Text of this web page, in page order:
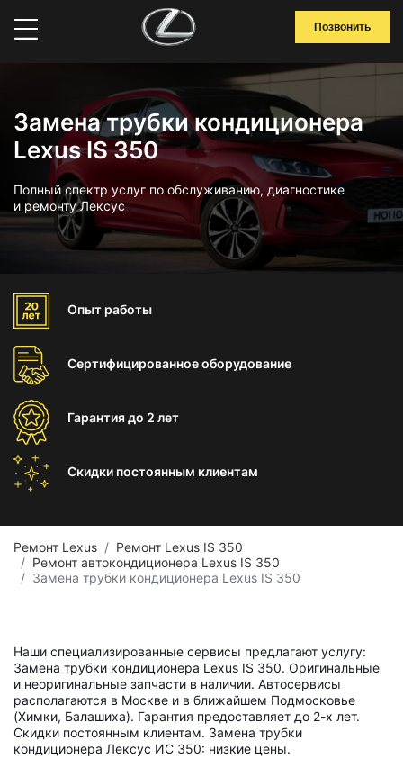
Позвонить
Замена трубки кондиционера
Lexus IS 350
Полный спектр услуг по обслуживанию, диагностике
и ремонту Лексус
Опыт работы
Сертифицированноеоборудование
Гарантиядо 2 лет
Скидки постоянным клиентам
Ремонт Lexus
Ремонт Lexus IS 350
Ремонт автокондиционера Lexus IS 350
Замена трубки кондиционера Lexus IS 350
Наши специализированные сервисы предлагают услугу:
Замена трубки кондиционера Lexus IS 350. Оригинальные
и неоригинальные запчасти в наличии. Автосервисы
располагаются в Москве и в ближайшем Подмосковье
(Химки, Балашиха). Гарантия предоставляет до 2-х лет.
Скидки постоянным клиентам. Замена трубки
кондиционера Лексус ИС 350: низкие цены.